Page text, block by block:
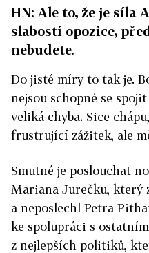
HN: Ale to, že je síla
slabostí opozice,
nebudete.
Do jisté míry to tak je.
nejsou schopné se
veliká chyba. Sice
frustrující zážitek, ale
Smutné je poslouchat
Mariana Jurečku, který
a neposlechl Petra
ke spolupráci s
z nejlepších politiků,